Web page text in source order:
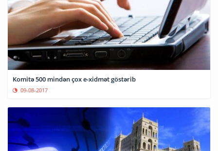
Komitə 500 mindən çox e-xidmət göstərib
09-08-2017